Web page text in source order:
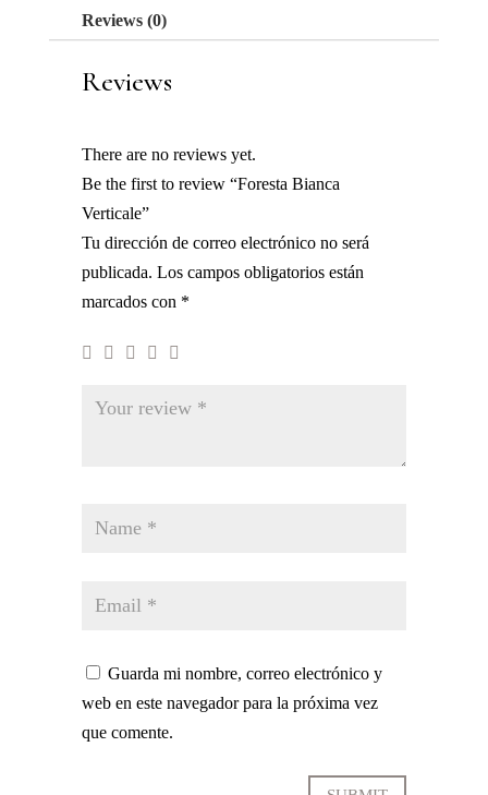
VerticaleReviews (0)
Reviews
There are no reviews yet.
Be the first to review “Foresta Bianca
Verticale”
Tu dirección de correo electrónico no será
publicada. Los campos obligatorios están
marcados con *
Guarda mi nombre, correo electrónico y
web en este navegador para la próxima vez
que comente.